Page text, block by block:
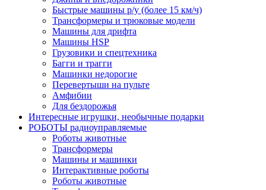
Быстрые машины р/у (более 15 км/ч)
Трансформеры и трюковые модели
Машины для дрифта
Машины HSP
Грузовики и спецтехника
Багги и трагги
Машинки недорогие
Перевертыши на пульте
Амфибии
Для бездорожья
Интересные игрушки, необычные подарки
РОБОТЫ радиоуправляемые
Роботы животные
Трансформеры
Машины и машинки
Интерактивные роботы
Роботы животные